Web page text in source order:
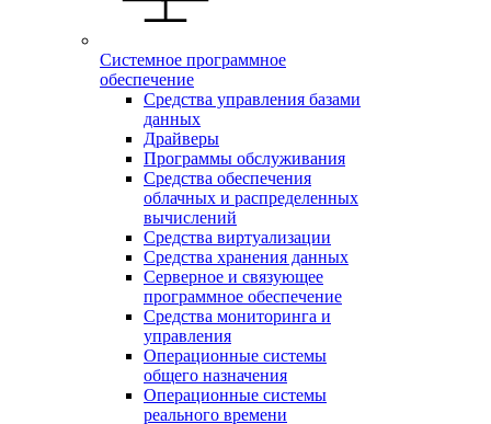
Системное программное
обеспечение
Средства управления базами
данных
Драйверы
Программы обслуживания
Средства обеспечения
облачных и распределенных
вычислений
Средства виртуализации
Средства хранения данных
Серверное и связующее
программное обеспечение
Средства мониторинга и
управления
Операционные системы
общего назначения
Операционные системы
реального времени